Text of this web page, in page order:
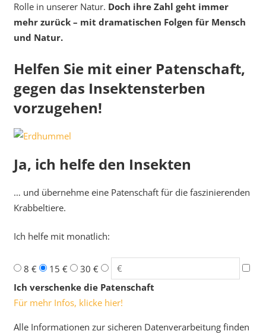
Rolle in unserer Natur. Doch ihre Zahl geht immer
mehr zurück – mit dramatischen Folgen für Mensch
und Natur.
Helfen Sie mit einer Patenschaft,
gegen das Insektensterben
vorzugehen!
Ja, ich helfe den Insekten
… und übernehme eine Patenschaft für die faszinierenden
Krabbeltiere.
Ich helfe mit monatlich:
8 € 15 €
30 €
Ich verschenke die Patenschaft
Für mehr Infos, klicke hier!
Alle Informationen zur sicheren Datenverarbeitung finden